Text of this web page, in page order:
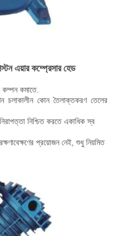
এয়ার কম্প্রেসার হেড
কম্পন কমাতে.
কোন তৈলাক্তকরণ তেলের
নিশ্চিত করতে একাধিক স্ব
প্রয়োজন নেই, শুধু নিয়মিত